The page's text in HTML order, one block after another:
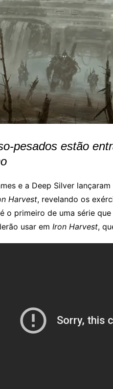
pesados estão
e a Deep Silver
Harvest, revelando os
o primeiro de uma série
usar em Iron Harvest,